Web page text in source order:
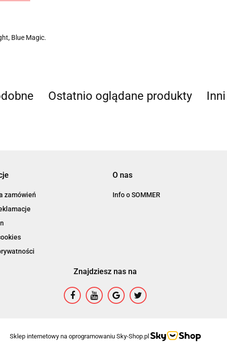
Blue Magic.
Ostatnio oglądane produkty
zamówień
O nas
Info o SOMMER
Znajdziesz nas na
Sklep internetowy na oprogramowaniu Sky-Shop.pl